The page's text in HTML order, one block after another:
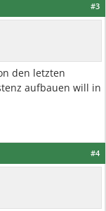
#3
den letzten
aufbauen will in
#4